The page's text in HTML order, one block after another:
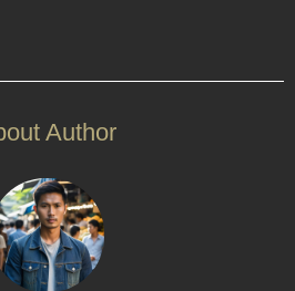
Author